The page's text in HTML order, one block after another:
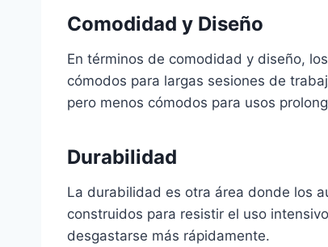
Comodidad y Diseño
En términos de comodidad y diseño,
cómodos para largas sesiones de
pero menos cómodos para usos
Durabilidad
La durabilidad es otra área donde los
construidos para resistir el uso
desgastarse más rápidamente.